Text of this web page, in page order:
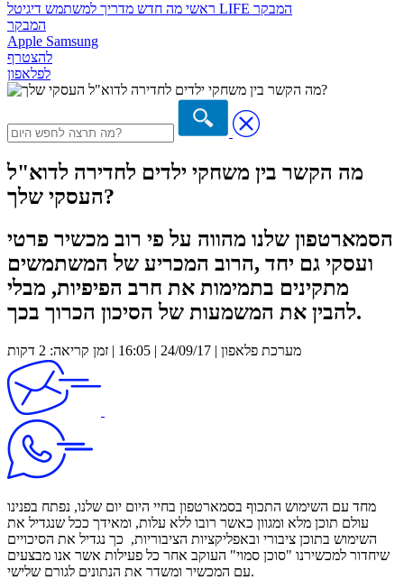
ראשי מה חדש מדריך למשתמש דיגיטל LIFE המבקר
המבקר
Apple Samsung
להצטרף
לפלאפון
מה הקשר בין משחקי ילדים לחדירה לדוא"ל
העסקי שלך?
הסמארטפון שלנו מהווה על פי רוב מכשיר פרטי
ועסקי גם יחד ,הרוב המכריע של המשתמשים
מתקינים בתמימות את חרב הפיפיות, מבלי
להבין את המשמעות של הסיכון הכרוך בכך.
מערכת פלאפון | 24/09/17 | 16:05 | זמן קריאה: 2 דקות
מחד עם השימוש התכוף בסמארטפון בחיי היום יום שלנו, נפתח בפנינו
עולם תוכן מלא ומגוון כאשר רובו ללא עלות, ומאידך ככל שנגדיל את
השימוש בתוכן ציבורי ובאפליקציות הציבוריות, כך נגדיל את הסיכויים
שיחדור למכשירנו "סוכן סמוי" העוקב אחר כל פעילות אשר אנו מבצעים
עם המכשיר ומשדר את הנתונים לגורם שלישי.